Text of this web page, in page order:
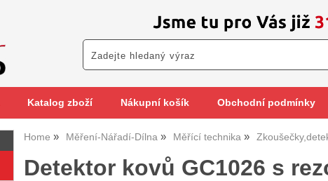
Katalog zboží Nákupní košík Obchodní podmínky
Home Měření-Nářadí-Dílna Měřící technika
Detektor kovů GC1026 s